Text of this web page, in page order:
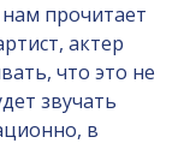
нам прочитает
актер
что это не
звучать
в